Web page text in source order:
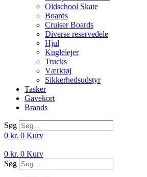
Oldschool Skate
Boards
Cruiser Boards
Diverse reservedele
Hjul
Kuglelejer
Trucks
Værktøj
Sikkerhedsudstyr
Tasker
Gavekort
Brands
Søg
0 kr. 0 Kurv
0 kr. 0 Kurv
Søg